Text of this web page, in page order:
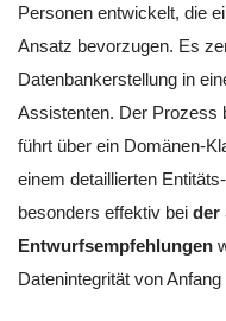
Personen entwickelt, die
Ansatz bevorzugen. Es
Datenbankerstellung in
Assistenten. Der Prozess
führt über ein Domänen-
einem detaillierten
besonders effektiv bei der
Entwurfsempfehlungen
Datenintegrität von Anfang